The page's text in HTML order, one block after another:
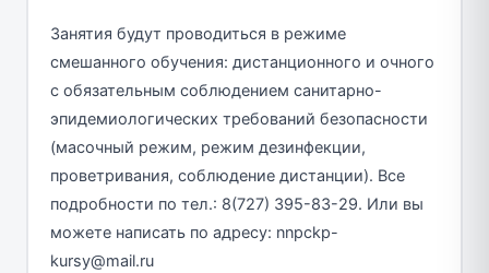
Занятия будут проводиться в режиме
смешанного обучения: дистанционного и очного
с обязательным соблюдением санитарно-
эпидемиологических требований безопасности
(масочный режим, режим дезинфекции,
проветривания, соблюдение дистанции). Все
подробности по тел.: 8(727) 395-83-29. Или вы
можете написать по адресу: nnpckp-
kursy@mail.ru